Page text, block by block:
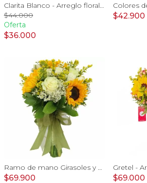
Clarita Blanco - Arreglo floral en sombrerero con rosas blanco, limonium y vara de oro
$44.000
Oferta
$36.000
$42.900
Ramo de mano Girasoles y Rosas - ramo de mano con girasoles y rosas blanco
$69.900 $69.000